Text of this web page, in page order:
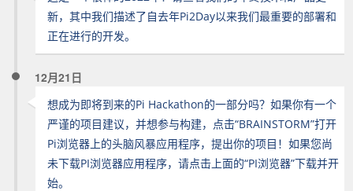
新，其中我们描述了自去年Pi2Day以来我们最重要的部署和
正在进行的开发。
12月21日
想成为即将到来的Pi Hackathon的一部分吗？如果你有一个
严谨的项目建议，并想参与构建，点击“BRAINSTORM”打开
Pi浏览器上的头脑风暴应用程序，提出你的项目！如果您尚
未下载PI浏览器应用程序，请点击上面的“PI浏览器”下载并开
始。